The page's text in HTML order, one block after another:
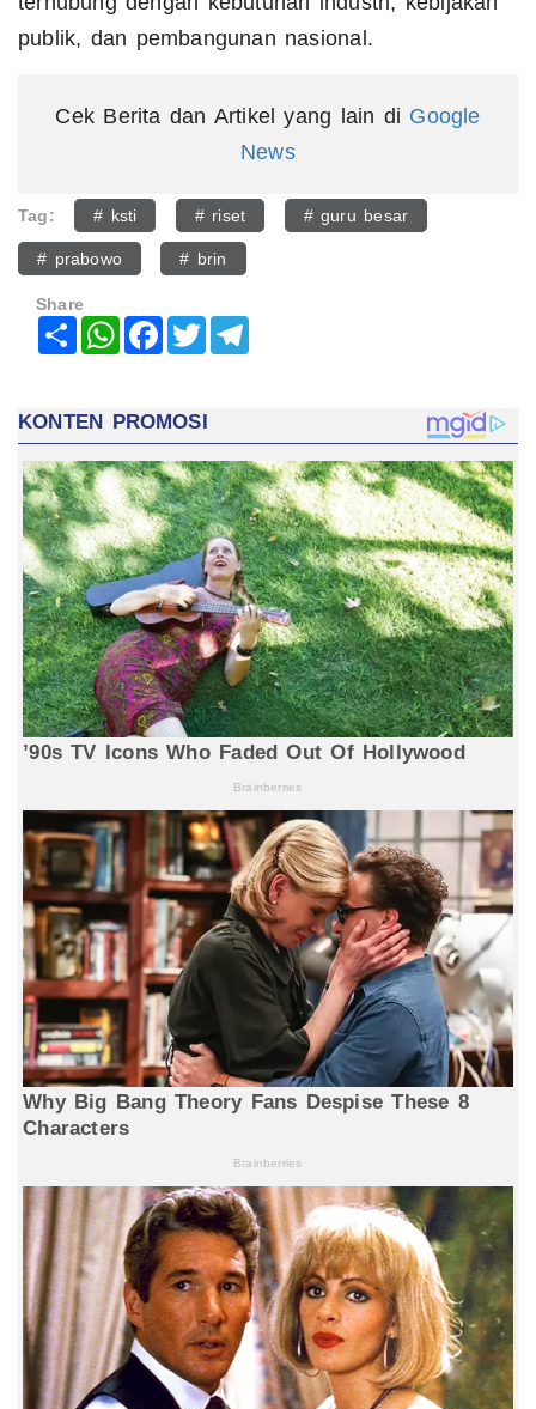
publik, dan pembangunan nasional.
Cek Berita dan Artikel yang lain di Google
News
Tag: # ksti # riset # guru besar
# prabowo # brin
Share
Share WhatsAppFacebook
Twitter